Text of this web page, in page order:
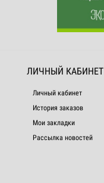
ЛИЧНЫЙ КАБИНЕТ
Личный кабинет
История заказов
Мои закладки
Рассылка новостей